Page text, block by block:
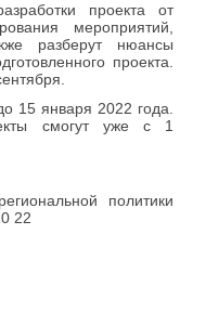
проекта от
мероприятий,
разберут нюансы
проекта.
15 января 2022 года.
смогут уже с 1
политики
22